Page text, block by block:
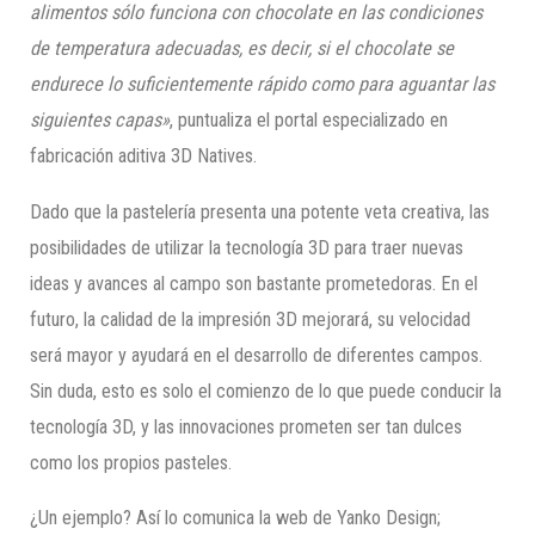
alimentos sólo funciona con chocolate en las condiciones
de temperatura adecuadas, es decir, si el chocolate se
endurece lo suficientemente rápido como para aguantar las
siguientes capas», puntualiza el portal especializado en
fabricación aditiva 3D Natives.
Dado que la pastelería presenta una potente veta creativa, las
posibilidades de utilizar la tecnología 3D para traer nuevas
ideas y avances al campo son bastante prometedoras. En el
futuro, la calidad de la impresión 3D mejorará, su velocidad
será mayor y ayudará en el desarrollo de diferentes campos.
Sin duda, esto es solo el comienzo de lo que puede conducir la
tecnología 3D, y las innovaciones prometen ser tan dulces
como los propios pasteles.
¿Un ejemplo? Así lo comunica la web de Yanko Design;